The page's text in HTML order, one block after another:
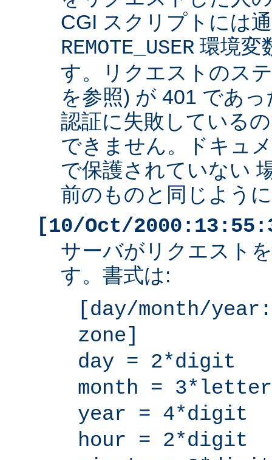
CGI スクリプトには
REMOTE_USER 環境変
す。リクエストのス
を参照) が 401 であ
認証に失敗している
できません。ドキュ
で保護されていない
前のものと同じよう
[10/Oct/
サーバがリクエスト
す。書式は:
[day/month/
zone]
day = 2*digit
month = 3*letter
year = 4*digit
hour = 2*digit